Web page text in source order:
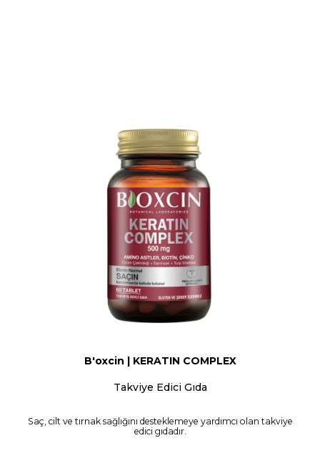
B'oxcin | KERATIN COMPLEX
Takviye Edici Gıda
Saç, cilt ve tırnak sağlığını desteklemeye yardımcı olan takviye
edici gıdadır.